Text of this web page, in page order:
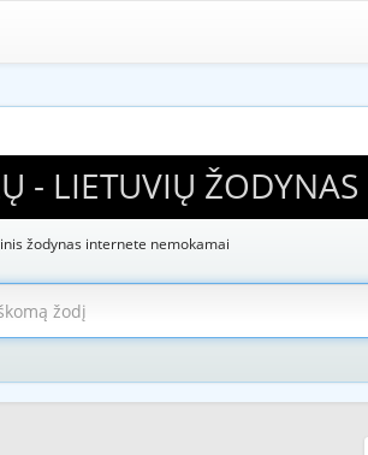
- LIETUVIŲ ŽODYNAS
žodynas internete nemokamai